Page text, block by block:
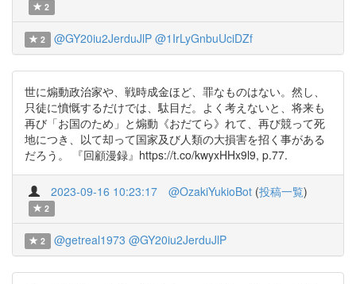
2
2 @GY20iu2JerduJlP @1IrLyGnbuUciDZf
世に煽動政治家や、戦時成金ほど、罪なものはない。然し、
只徒に憤慨するだけでは、駄目だ。よく考えないと、将来も
再び「お国のため」と煽動《おだてら》れて、再び競って死
地につき、以て却って国家及び人類の大損害を招く事がある
だろう。 『回顧漫録』https://t.co/kwyxHHx9l9, p.77.
2023-09-16 10:23:17 @OzakiYukioBot (投稿一覧)
2
2 @getreal1973 @GY20iu2JerduJlP